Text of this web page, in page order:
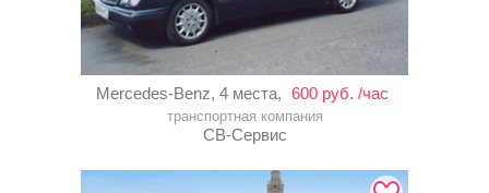
Mercedes-Benz, 4 места, 600 руб. /час
транспортная компания
СВ-Сервис